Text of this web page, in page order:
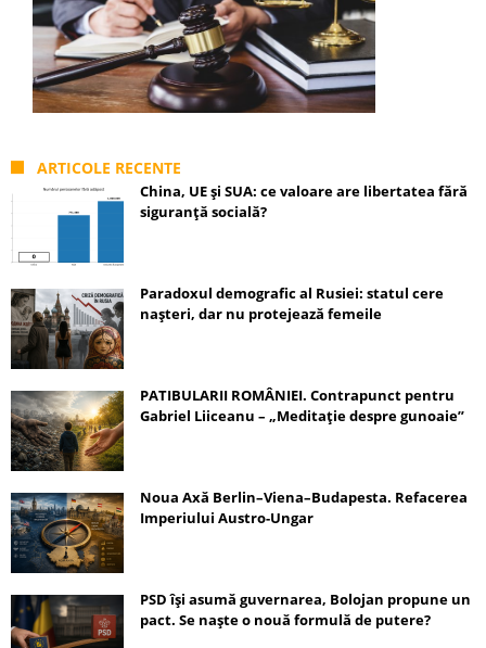
ARTICOLE RECENTE
China, UE și SUA: ce valoare are libertatea fără
siguranță socială?
Paradoxul demografic al Rusiei: statul cere
nașteri, dar nu protejează femeile
PATIBULARII ROMÂNIEI. Contrapunct pentru
Gabriel Liiceanu – „Meditație despre gunoaie”
Noua Axă Berlin–Viena–Budapesta. Refacerea
Imperiului Austro-Ungar
PSD își asumă guvernarea, Bolojan propune un
pact. Se naște o nouă formulă de putere?